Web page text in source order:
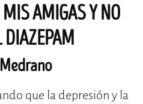
AMIGAS Y NO
DIAZEPAM
que la depresión y la